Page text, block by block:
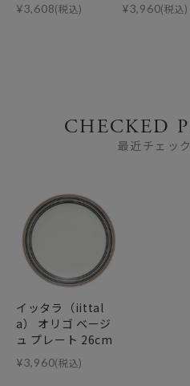
¥3,608(税込) ¥3,960(税込)
CHECKED
最近チェッ
イッタラ（iittal
a） オリゴ ベージ
ュ プレート 26cm
¥3,960(税込)